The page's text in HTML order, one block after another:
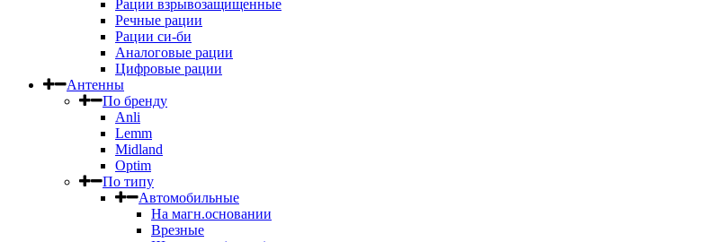
Рации взрывозащищенные
Речные рации
Рации си-би
Аналоговые рации
Цифровые рации
Антенны
По бренду
Anli
Lemm
Midland
Optim
По типу
Автомобильные
На магн.основании
Врезные